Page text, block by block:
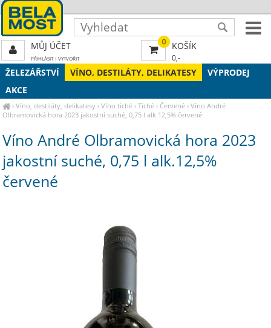
ŽELEZÁŘSTVÍ VÍNO, DESTILÁTY, DELIKATESY
VÝPRODEJ
AKCE
›Víno, destiláty, delikatesy ›Víno tiché ›Tiché ›Červené ›Víno André
Olbramovická hora 2023 jakostní suché, 0,75 l alk.12,5% červené
Víno André Olbramovická hora 2023
jakostní suché, 0,75 l alk.12,5%
červené
0 KOŠÍK
0,-
MŮJ ÚČET
PŘIHLÁSIT| VYTVOŘIT